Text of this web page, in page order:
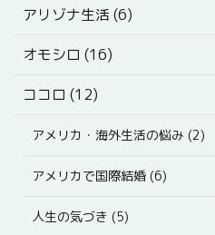
アリゾナ生活 (6)
オモシロ (16)
ココロ (12)
アメリカ・海外生活の悩み (2)
アメリカで国際結婚 (6)
人生の気づき (5)